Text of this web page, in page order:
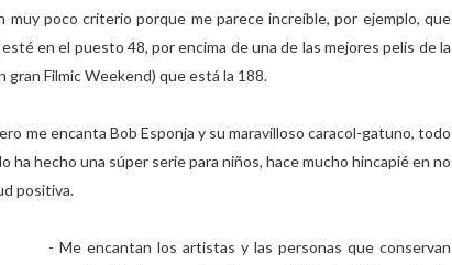
muy poco criterio porque me parece increíble, por ejemplo, que
en el puesto 48, por encima de una de las mejores pelis de la
gran Filmic Weekend) que está la 188.
me encanta Bob Esponja y su maravilloso caracol-gatuno, todo
ha hecho una súper serie para niños, hace mucho hincapié en no
positiva.
- Me encantan los artistas y las personas que conservan